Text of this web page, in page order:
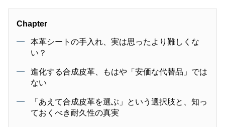
Chapter
本革シートの手入れ、実は思ったより難しくな
い？
進化する合成皮革、もはや「安価な代替品」では
ない
「あえて合成皮革を選ぶ」という選択肢と、知っ
ておくべき耐久性の真実